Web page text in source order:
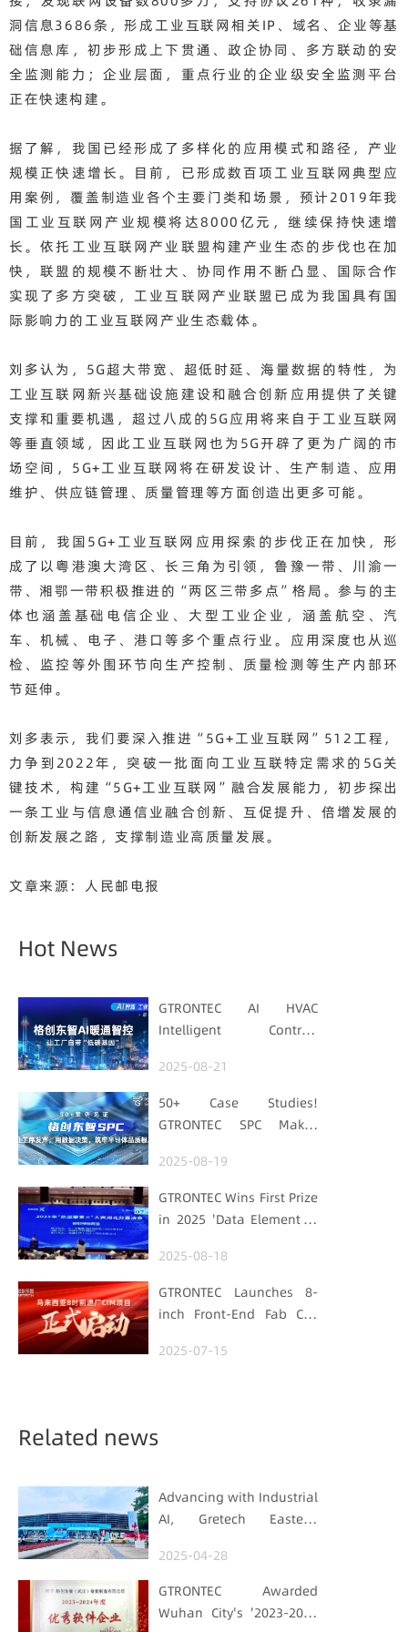
洞信息3686条，形成工业互联网相关IP、域名、企业等基
础信息库，初步形成上下贯通、政企协同、多方联动的安
全监测能力；企业层面，重点行业的企业级安全监测平台
正在快速构建。
据了解，我国已经形成了多样化的应用模式和路径，产业
规模正快速增长。目前，已形成数百项工业互联网典型应
用案例，覆盖制造业各个主要门类和场景，预计2019年我
国工业互联网产业规模将达8000亿元，继续保持快速增
长。依托工业互联网产业联盟构建产业生态的步伐也在加
快，联盟的规模不断壮大、协同作用不断凸显、国际合作
实现了多方突破，工业互联网产业联盟已成为我国具有国
际影响力的工业互联网产业生态载体。
刘多认为，5G超大带宽、超低时延、海量数据的特性，为
工业互联网新兴基础设施建设和融合创新应用提供了关键
支撑和重要机遇，超过八成的5G应用将来自于工业互联网
等垂直领域，因此工业互联网也为5G开辟了更为广阔的市
场空间，5G+工业互联网将在研发设计、生产制造、应用
维护、供应链管理、质量管理等方面创造出更多可能。
目前，我国5G+工业互联网应用探索的步伐正在加快，形
成了以粤港澳大湾区、长三角为引领，鲁豫一带、川渝一
带、湘鄂一带积极推进的“两区三带多点”格局。参与的主
体也涵盖基础电信企业、大型工业企业，涵盖航空、汽
车、机械、电子、港口等多个重点行业。应用深度也从巡
检、监控等外围环节向生产控制、质量检测等生产内部环
节延伸。
刘多表示，我们要深入推进“5G+工业互联网”512工程，
力争到2022年，突破一批面向工业互联特定需求的5G关
键技术，构建“5G+工业互联网”融合发展能力，初步探出
一条工业与信息通信业融合创新、互促提升、倍增发展的
创新发展之路，支撑制造业高质量发展。
文章来源：人民邮电报
Hot News
GTRONTEC AI HVAC
Intelligent Control:
with "Low-Carbon DNA"
2025-08-21
50+ Case Studies!
GTRONTEC SPC Makes
Data for Decisions,
Strengthens
Semiconductor Quality
2025-08-19
GTRONTEC Wins First Prize
in 2025 'Data Element ×'
Manufacturing Track
2025-08-18
GTRONTEC Launches 8-
inch Front-End Fab CIM
Empowering Global
2025-07-15
Related news
Advancing with Industrial
AI, Gretech Eastech
Summit
2025-04-28
GTRONTEC Awarded
Wuhan City's '2023-2024